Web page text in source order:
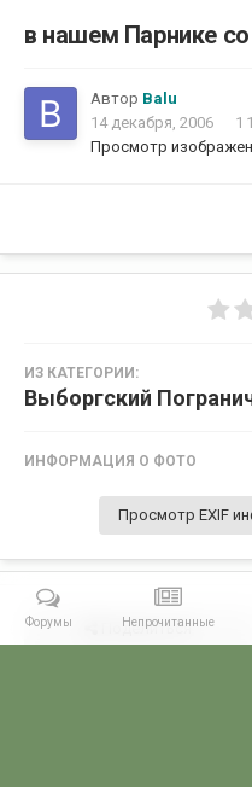
в нашем Парнике
Автор Balu
14 декабря, 2006
1
Просмотр
ИЗ КАТЕГОРИИ:
Выборгский
ИНФОРМАЦИЯ О ФОТО
Просмотр EXIF
Поделиться
Форумы Непрочитанные